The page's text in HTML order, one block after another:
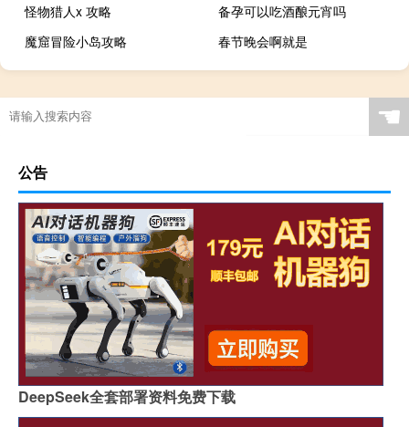
怪物猎人x 攻略
备孕可以吃酒酿元宵吗
魔窟冒险小岛攻略
春节晚会啊就是
☚
公告
DeepSeek全套部署资料免费下载